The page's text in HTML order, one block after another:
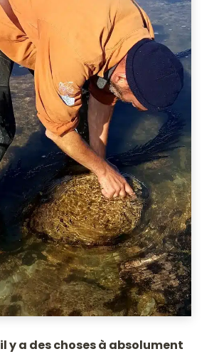
il y a des choses à absolument